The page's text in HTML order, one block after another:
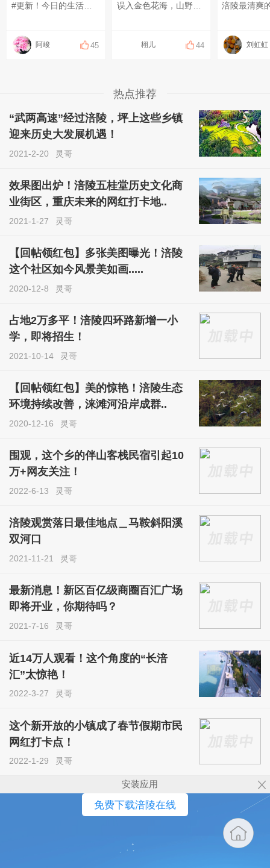
#更新！今日的生活花絮#乡场的苞谷粑
阿峻 45 栩儿 44
涪陵最清爽
刘虹虹
热点推荐
“武两高速”经过涪陵，坪上这些乡镇
迎来历史大发展机遇！
2021-2-20 灵哥
效果图出炉！涪陵五桂堂历史文化商
业街区，重庆未来的网红打卡地..
2021-1-27 灵哥
【回帖领红包】多张美图曝光！涪陵
这个社区如今风景美如画.....
2020-12-8 灵哥
占地2万多平！涪陵四环路新增一小
学，即将招生！
2021-10-14 灵哥
【回帖领红包】美的惊艳！涪陵生态
环境持续改善，涞滩河沿岸成群..
2020-12-16 灵哥
围观，这个乡的伴山客栈民宿引起10
万+网友关注！
2022-6-13 灵哥
涪陵观赏落日最佳地点＿马鞍斜阳溪
双河口
2021-11-21 灵哥
最新消息！新区百亿级商圈百汇广场
即将开业，你期待吗？
2021-7-16 灵哥
近14万人观看！这个角度的“长涪
汇”太惊艳！
2022-3-27 灵哥
这个新开放的小镇成了春节假期市民
网红打卡点！
2022-1-29 灵哥
安装应用
免费下载涪陵在线